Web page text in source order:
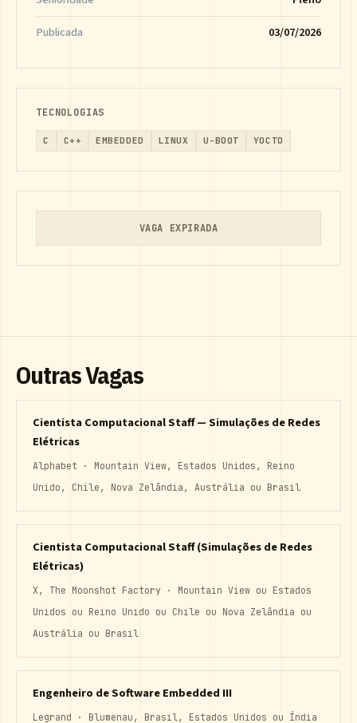
Publicada
03/07/2026
TECNOLOGIAS
C C++ EMBEDDED LINUX U-BOOT YOCTO
VAGA EXPIRADA
Outras Vagas
Cientista Computacional Staff — Simulações de Redes
Elétricas
Alphabet · Mountain View, Estados Unidos, Reino
Unido, Chile, Nova Zelândia, Austrália ou Brasil
Cientista Computacional Staff (Simulações de Redes
Elétricas)
X, The Moonshot Factory · Mountain View ou Estados
Unidos ou Reino Unido ou Chile ou Nova Zelândia ou
Austrália ou Brasil
Engenheiro de Software Embedded III
Legrand · Blumenau, Brasil, Estados Unidos ou Índia